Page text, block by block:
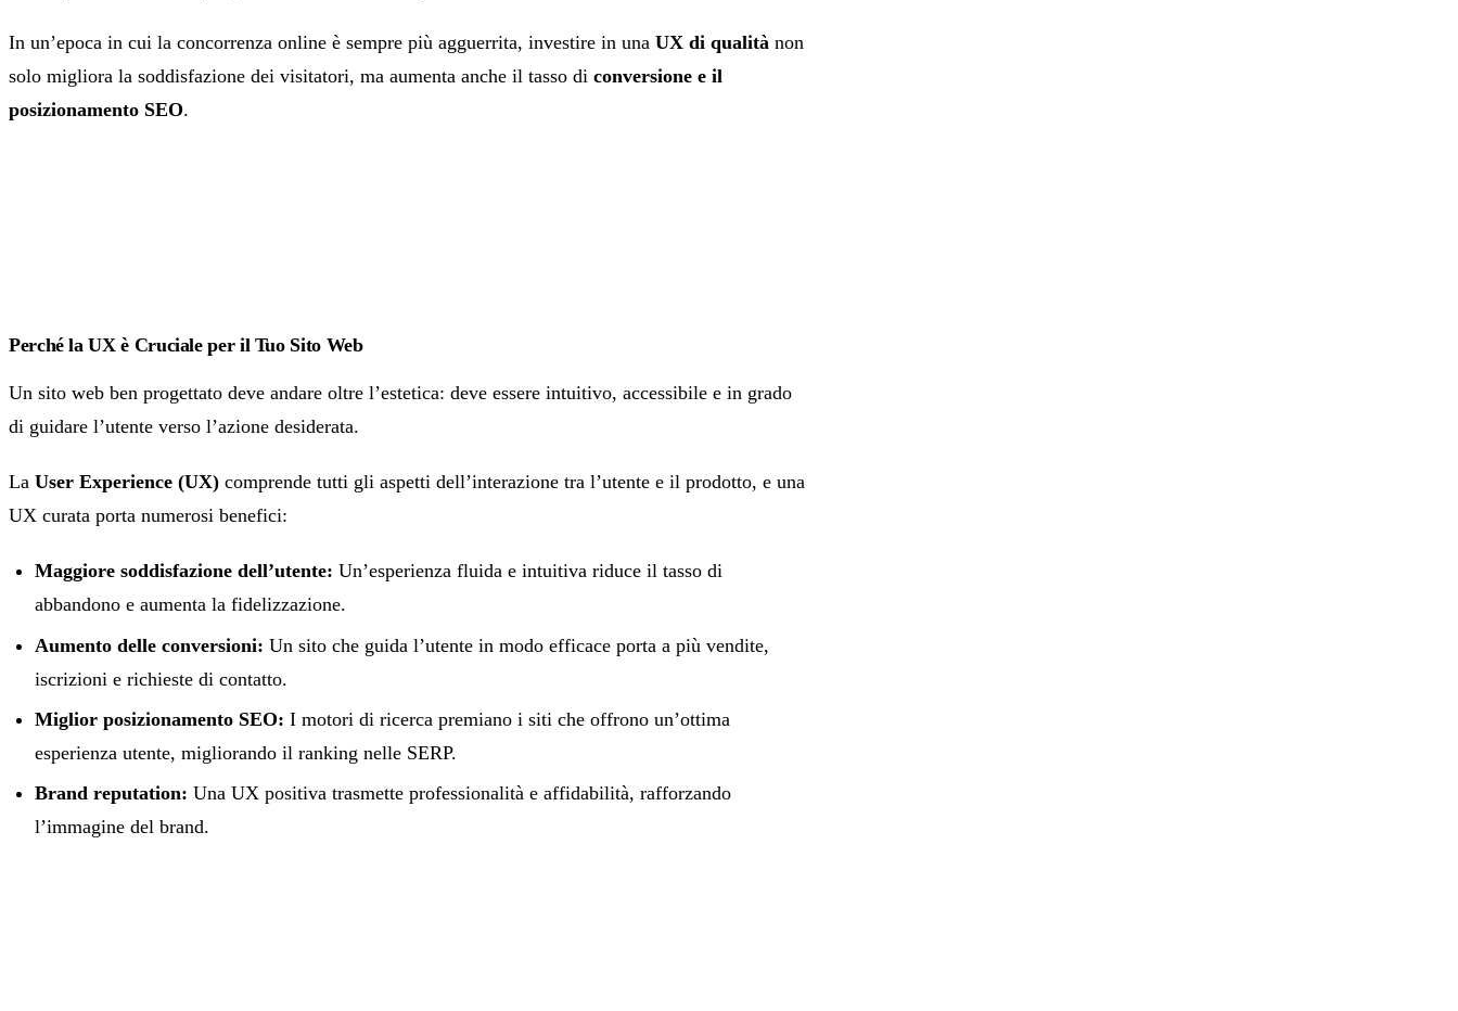
In un’epoca in cui la concorrenza online è sempre più agguerrita, investire in una UX di qualità non
solo migliora la soddisfazione dei visitatori, ma aumenta anche il tasso di conversione e il
posizionamento SEO.
Perché la UX è Cruciale per il Tuo Sito Web
Un sito web ben progettato deve andare oltre l’estetica: deve essere intuitivo, accessibile e in grado
di guidare l’utente verso l’azione desiderata.
La User Experience (UX) comprende tutti gli aspetti dell’interazione tra l’utente e il prodotto, e una
UX curata porta numerosi benefici:
Maggiore soddisfazione dell’utente: Un’esperienza fluida e intuitiva riduce il tasso di
abbandono e aumenta la fidelizzazione.
Aumento delle conversioni: Un sito che guida l’utente in modo efficace porta a più vendite,
iscrizioni e richieste di contatto.
Miglior posizionamento SEO: I motori di ricerca premiano i siti che offrono un’ottima
esperienza utente, migliorando il ranking nelle SERP.
Brand reputation: Una UX positiva trasmette professionalità e affidabilità, rafforzando
l’immagine del brand.